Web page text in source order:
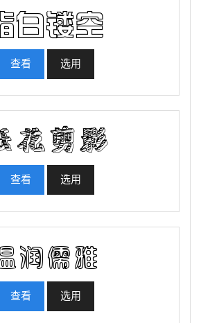
查看 选用
查看 选用
查看 选用